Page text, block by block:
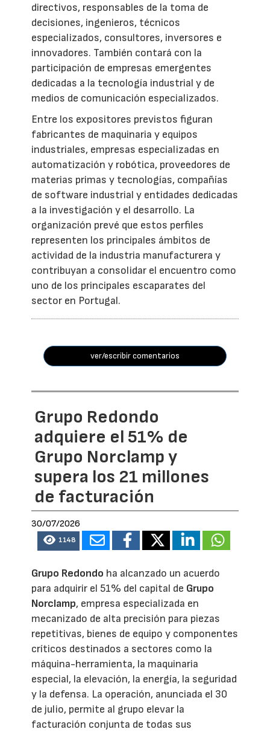
directivos, responsables de la toma de
decisiones, ingenieros, técnicos
especializados, consultores, inversores e
innovadores. También contará con la
participación de empresas emergentes
dedicadas a la tecnología industrial y de
medios de comunicación especializados.
Entre los expositores previstos figuran
fabricantes de maquinaria y equipos
industriales, empresas especializadas en
automatización y robótica, proveedores de
materias primas y tecnologías, compañías
de software industrial y entidades dedicadas
a la investigación y el desarrollo. La
organización prevé que estos perfiles
representen los principales ámbitos de
actividad de la industria manufacturera y
contribuyan a consolidar el encuentro como
uno de los principales escaparates del
sector en Portugal.
ver/escribir comentarios
Grupo Redondo
adquiere el 51% de
Grupo Norclamp y
supera los 21 millones
de facturación
30/07/2026
1148
Grupo Redondo ha alcanzado un acuerdo
para adquirir el 51% del capital de Grupo
Norclamp, empresa especializada en
mecanizado de alta precisión para piezas
repetitivas, bienes de equipo y componentes
críticos destinados a sectores como la
máquina-herramienta, la maquinaria
especial, la elevación, la energía, la seguridad
y la defensa. La operación, anunciada el 30
de julio, permite al grupo elevar la
facturación conjunta de todas sus